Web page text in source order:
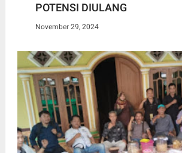
POTENSI DIULANG
November 29, 2024